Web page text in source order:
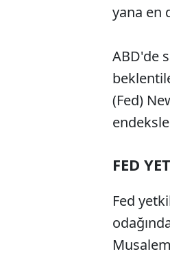
yana en
ABD'de
(Fed)
FED
Fed